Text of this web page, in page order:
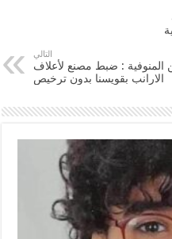
التالي
المنوفية : ضبط مصنع لأعلاف
الارانب بقويسنا بدون ترخيص